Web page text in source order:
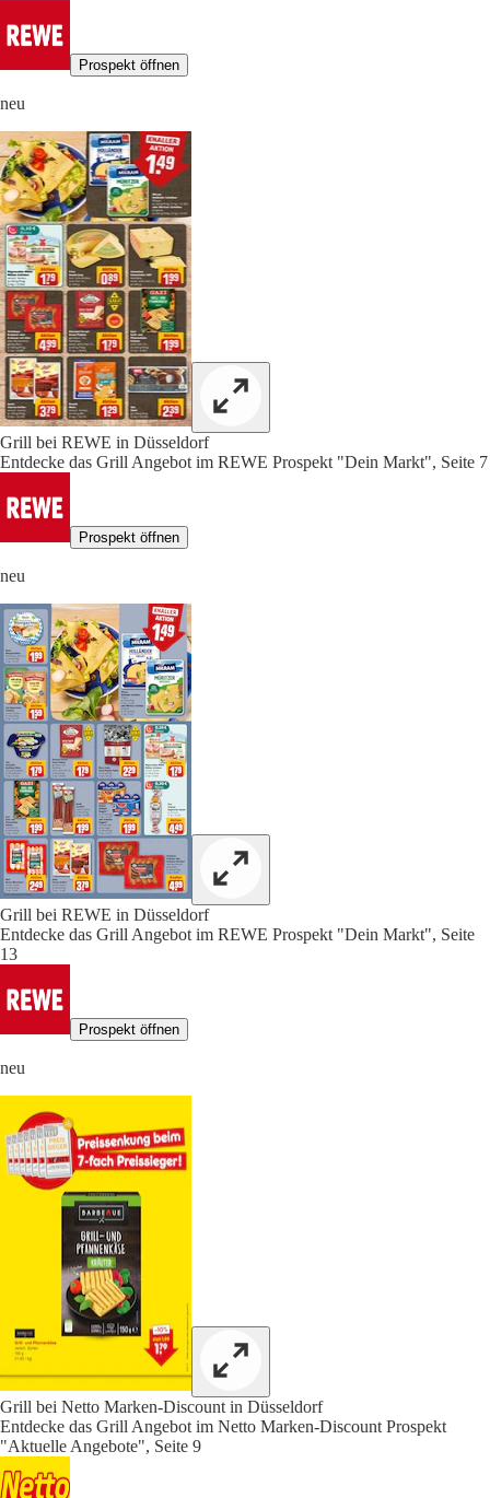
Prospekt öffnen
neu
Grill bei REWE in Düsseldorf
Entdecke das Grill Angebot im REWE Prospekt "Dein Markt", Seite 7
Prospekt öffnen
neu
Grill bei REWE in Düsseldorf
Entdecke das Grill Angebot im REWE Prospekt "Dein Markt", Seite
13
Prospekt öffnen
neu
Grill bei Netto Marken-Discount in Düsseldorf
Entdecke das Grill Angebot im Netto Marken-Discount Prospekt
"Aktuelle Angebote", Seite 9